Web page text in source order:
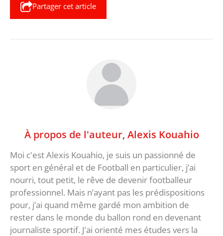
Partager cet article
À propos de l'auteur, Alexis Kouahio
Moi c'est Alexis Kouahio, je suis un passionné de
sport en général et de Football en particulier, j’ai
nourri, tout petit, le rêve de devenir footballeur
professionnel. Mais n’ayant pas les prédispositions
pour, j’ai quand même gardé mon ambition de
rester dans le monde du ballon rond en devenant
journaliste sportif. J’ai orienté mes études vers la